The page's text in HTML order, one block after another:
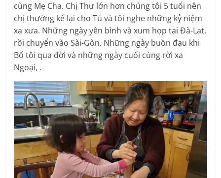
cùng Mẹ Cha. Chị Thư lớn hơn chúng tôi 5 tuổi nên
chị thường kể lại cho Tú và tôi nghe những kỷ niệm
xa xưa. Những ngày yên bình và xum họp tại Đà-Lạt,
rồi chuyển vào Sài-Gòn. Những ngày buồn đau khi
Bố tôi qua đời và những ngày cuối cùng rời xa
Ngoại, .